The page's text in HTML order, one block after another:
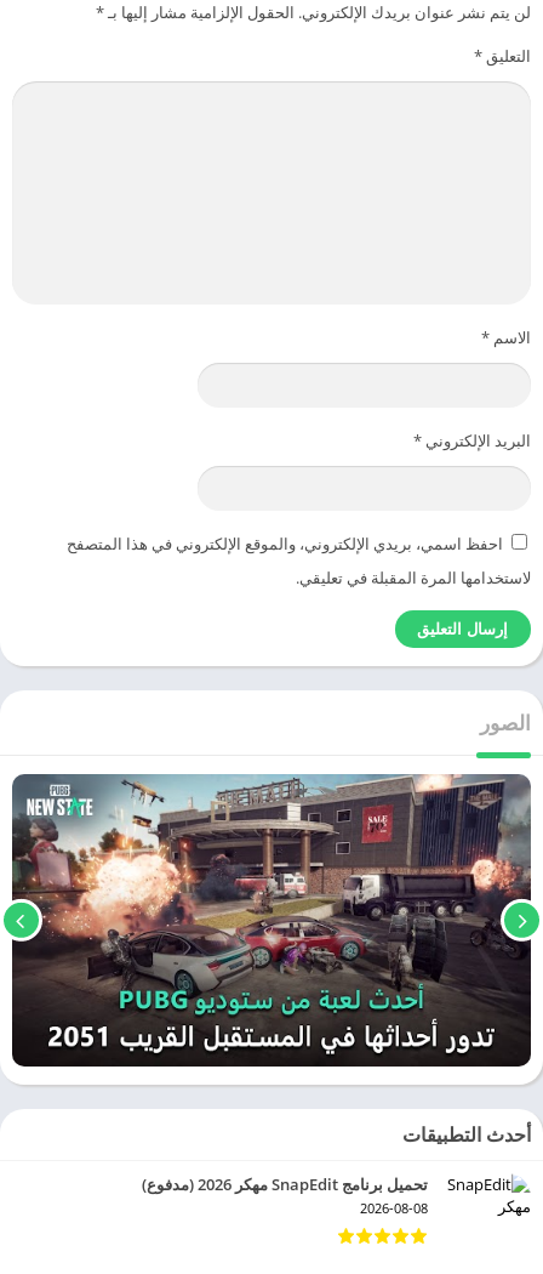
لن يتم نشر عنوان بريدك الإلكتروني. الحقول الإلزامية مشار إليها بـ*
التعليق*
الاسم *
البريد الإلكتروني *
احفظ اسمي، بريدي الإلكتروني، والموقع الإلكتروني في هذا المتصفح
لاستخدامها المرة المقبلة في تعليقي.
الصور
أحدث التطبيقات
تحميل برنامج SnapEdit مهكر 2026 (مدفوع)
2026-08-08